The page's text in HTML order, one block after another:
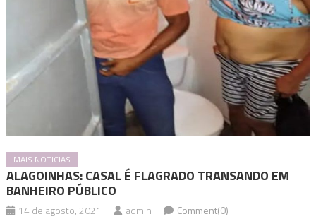
MAIS NOTICIAS
ALAGOINHAS: CASAL É FLAGRADO TRANSANDO EM
BANHEIRO PÚBLICO
14 de agosto, 2021 admin Comment(0)